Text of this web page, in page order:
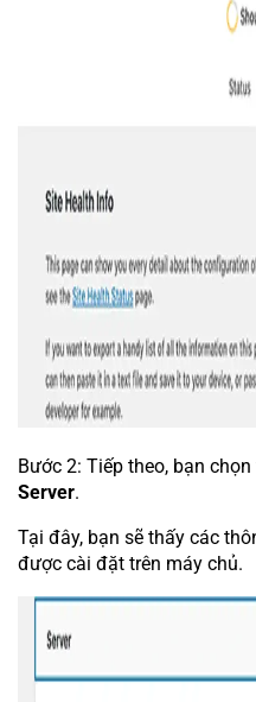
Bước 2: Tiếp theo, bạn
Server.
Tại đây, bạn sẽ thấy các
được cài đặt trên máy chủ.